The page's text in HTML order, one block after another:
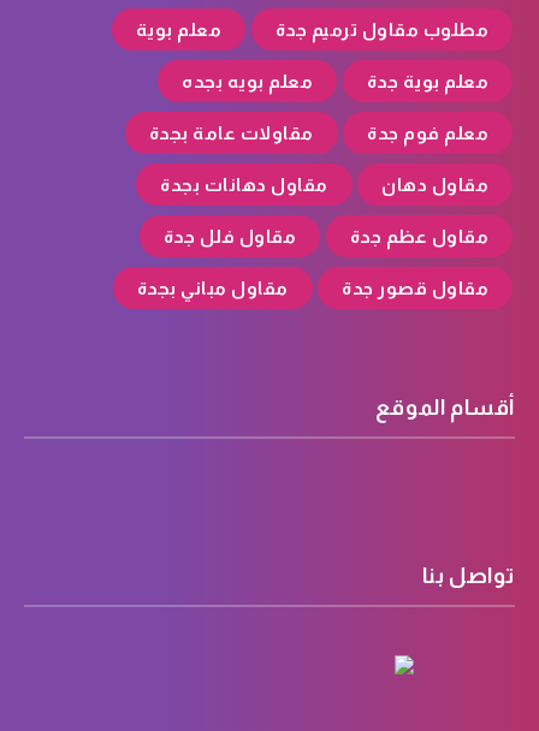
مطلوب مقاول ترميم جدة معلم بوية
معلم بوية جدة معلم بويه بجده
معلم فوم جدة مقاولات عامة بجدة
مقاول دهان مقاول دهانات بجدة
مقاول عظم جدة مقاول فلل جدة
مقاول قصور جدة مقاول مباني بجدة
أقسام الموقع
تواصل بنا